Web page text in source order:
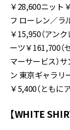
￥28,600ニット
フ ローレン／ラ
￥15,950（アン
ーツ￥161,700
マーサービス）
ン 東京ギャラリ
￥5,400（ともに
【WHITE